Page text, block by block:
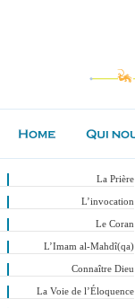
La Prière
L’invocation
Le Coran
L’Imam al-Mahdî(qa)
Connaître Dieu
La Voie de l’Éloquence